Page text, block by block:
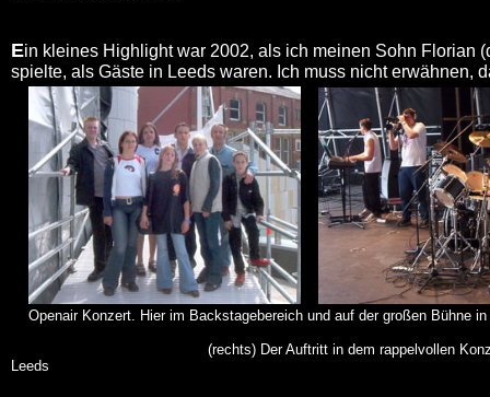
Ein kleines Highlight war 2002, als ich meinen Sohn Florian
spielte, als Gäste in Leeds waren. Ich muss nicht erwähnen,
Openair Konzert. Hier im Backstagebereich und auf der großen Bühne in
(rechts) Der Auftritt in dem rappelvollen
Leeds